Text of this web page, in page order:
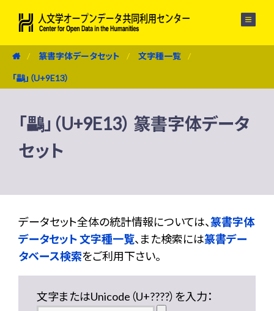
篆書字体データセット 文字種一覧
「鸓」（U+9E13）
「鸓」（U+9E13） 篆書字体データ
セット
データセット全体の統計情報については、篆書字体
データセット 文字種一覧、また検索には篆書デー
タベース検索をご利用下さい。
文字またはUnicode（U+????）を入力：